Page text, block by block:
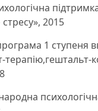
2015
1 ступеня
терапію,гештальт-